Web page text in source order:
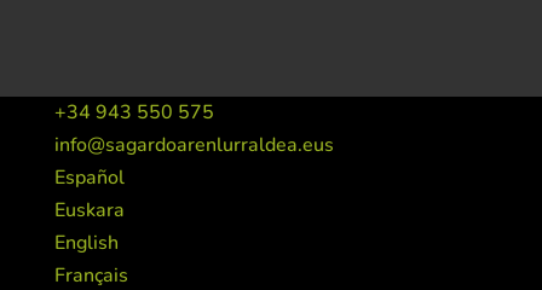
+34 943 550 575
info@sagardoarenlurraldea.eus
Español
Euskara
English
Français